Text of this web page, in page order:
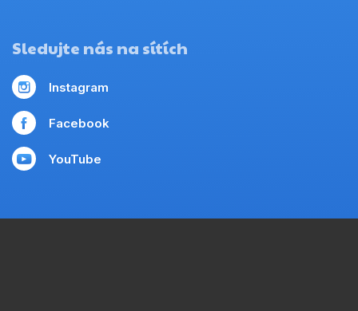
Sledujte nás na sítích
Instagram
Facebook
YouTube